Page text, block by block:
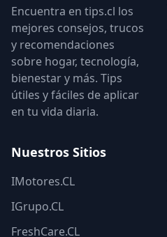
Encuentra en tips.cl los
mejores consejos, trucos
y recomendaciones
sobre hogar, tecnología,
bienestar y más. Tips
útiles y fáciles de aplicar
en tu vida diaria.
Nuestros Sitios
IMotores.CL
IGrupo.CL
FreshCare.CL